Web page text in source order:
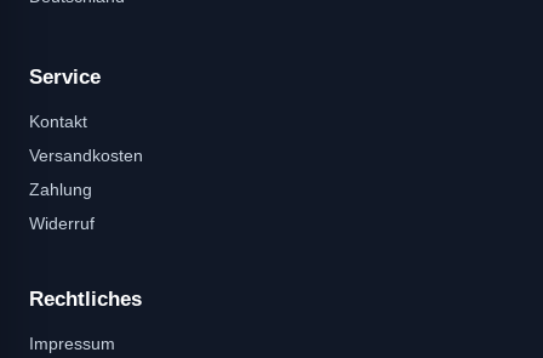
Service
Kontakt
Versandkosten
Zahlung
Widerruf
Rechtliches
Impressum